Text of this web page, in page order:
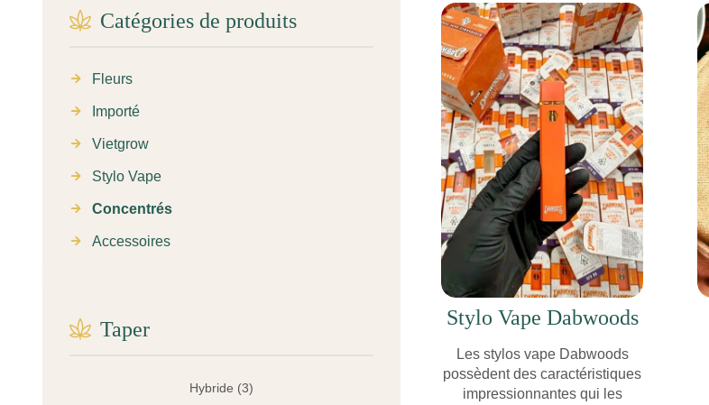
Stylo Vape Dabwoods
Les stylos vape Dabwoods
possèdent des caractéristiques
impressionnantes qui les
Catégories de produits
Fleurs
Importé
Vietgrow
Stylo Vape
Concentrés
Accessoires
Taper
Hybride (3)